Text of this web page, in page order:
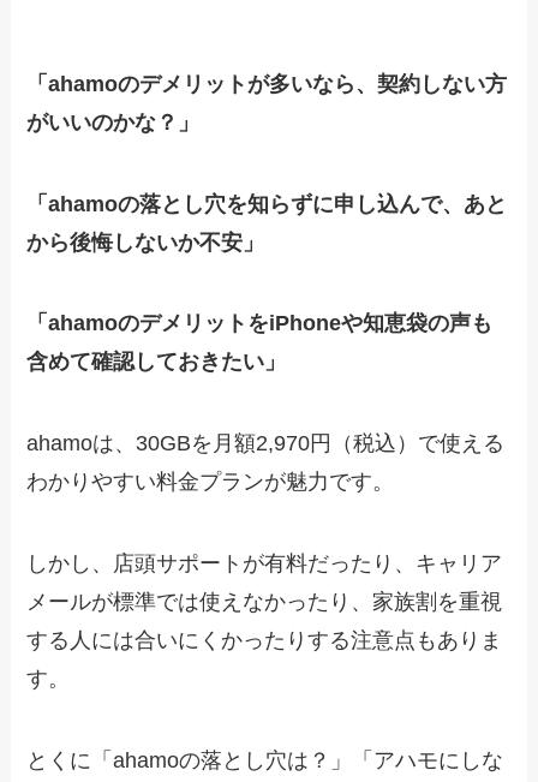
「ahamoのデメリットが多いなら、契約しない方
がいいのかな？」
「ahamoの落とし穴を知らずに申し込んで、あと
から後悔しないか不安」
「ahamoのデメリットをiPhoneや知恵袋の声も
含めて確認しておきたい」
ahamoは、30GBを月額2,970円（税込）で使える
わかりやすい料金プランが魅力です。
しかし、店頭サポートが有料だったり、キャリア
メールが標準では使えなかったり、家族割を重視
する人には合いにくかったりする注意点もありま
す。
とくに「ahamoの落とし穴は？」「アハモにしな